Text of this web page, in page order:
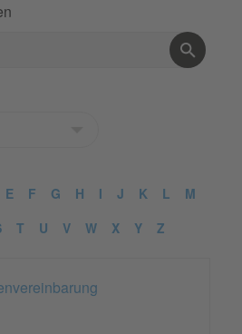
E F G H I J K L
M
T U V W X Y Z